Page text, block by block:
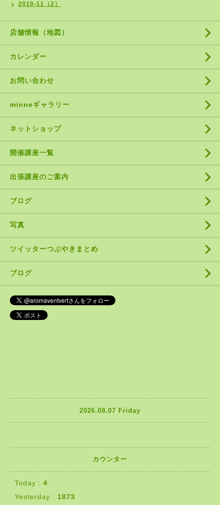
2010-11（2）
店舗情報（地図）
カレンダー
お問い合わせ
minneギャラリー
ネットショップ
開催講座一覧
出張講座のご案内
ブログ
写真
ツイッターつぶやきまとめ
ブログ
2026.08.07 Friday
カウンター
Today : 4
Yesterday : 1873